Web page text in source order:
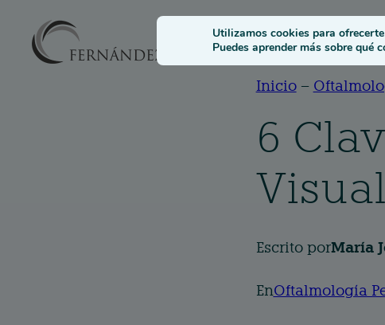
Soluciones
Inicio–
6
Escrito porMaría
EnOftalmología
Utilizamos cookies para
Puedes aprender más sobre